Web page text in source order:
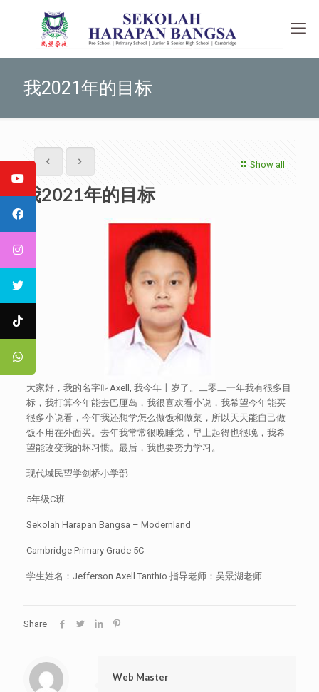
我2021年的目标
Show all
我2021年的目标
大家好，我的名字叫Axell, 我今年十岁了。二零二一年我有很多目
标，我打算今年能去巴厘岛，我很喜欢看小说，我希望今年能买
很多小说看，今年我还想学怎么做饭和做菜，所以天天能自己做
饭不用在外面买。去年我常常很晚睡觉，早上起得也很晚，我希
望能改变我的坏习惯。最后，我也要努力学习。
现代城民望学剑桥小学部
5年级C班
Sekolah Harapan Bangsa – Modernland
Cambridge Primary Grade 5C
学生姓名：Jefferson Axell Tanthio 指导老师：吴景湖老师
Share
Web Master